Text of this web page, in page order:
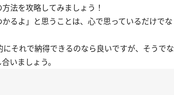
法を攻略してみましょう！
るよ」と思うことは、心で思っているだけでな
それで納得できるのなら良いですが、そうでな
いましょう。